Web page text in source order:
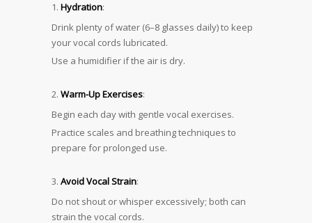
Hydration:
Drink plenty of water (6–8 glasses daily) to keep
your vocal cords lubricated.
Use a humidifier if the air is dry.
Warm-Up Exercises:
Begin each day with gentle vocal exercises.
Practice scales and breathing techniques to
prepare for prolonged use.
Avoid Vocal Strain:
Do not shout or whisper excessively; both can
strain the vocal cords.